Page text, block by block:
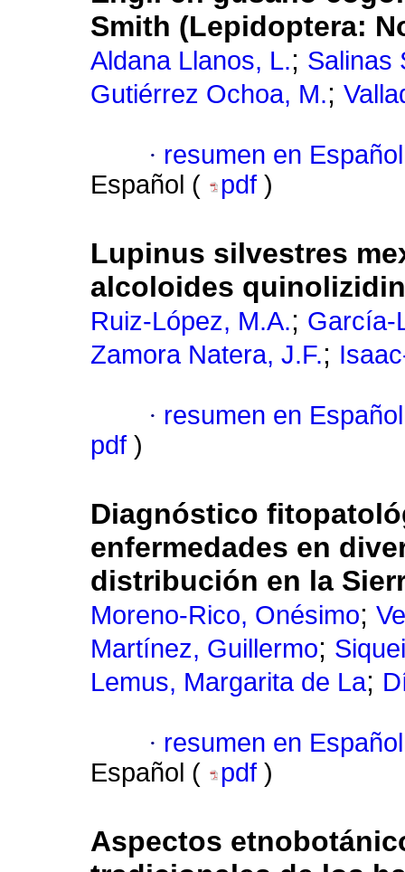
Smith (Lepidoptera:
Aldana Llanos, L.; Salinas
Gutiérrez Ochoa, M.;
· resumen en Español
Español (
pdf )
Lupinus silvestres
alcoloides
Ruiz-López, M.A.; García-
Zamora Natera, J.F.;
· resumen en Español
pdf )
Diagnóstico
enfermedades en
distribución en la
Moreno-Rico, Onésimo;
Martínez, Guillermo;
Lemus, Margarita de La;
· resumen en Español
Español (
pdf )
Aspectos